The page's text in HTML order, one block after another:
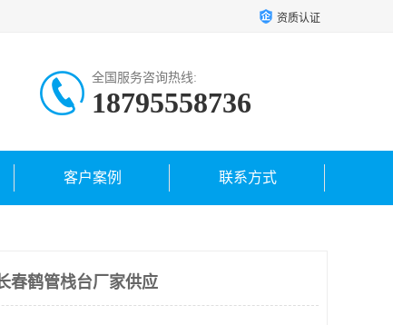
资质认证
全国服务咨询热线:
18795558736
客户案例 联系方式
春鹤管栈台厂家供应